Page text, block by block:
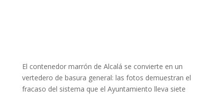
El contenedor marrón de Alcalá se convierte en un
vertedero de basura general: las fotos demuestran el
fracaso del sistema que el Ayuntamiento lleva siete